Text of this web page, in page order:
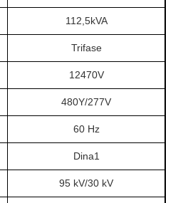
112,5kVA
Trifase
12470V
480Y/277V
60 Hz
Dina1
95 kV/30 kV